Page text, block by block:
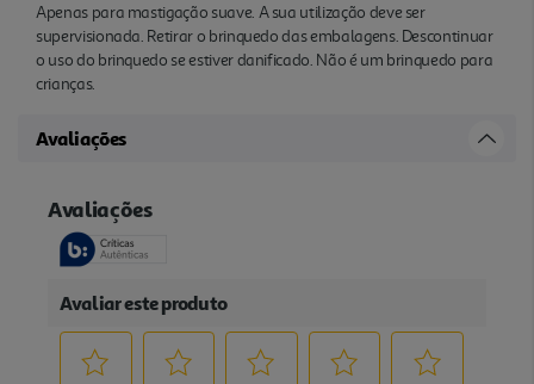
Apenas para mastigação suave. A sua utilização deve ser
supervisionada. Retirar o brinquedo das embalagens. Descontinuar
o uso do brinquedo se estiver danificado. Não é um brinquedo para
crianças.
Avaliações